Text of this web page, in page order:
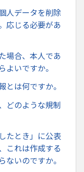
人データを削除
応じる必要があ
場合、本人であ
よいですか。
とは何ですか。
どのような規制
たとき」に公表
これは作成する
ないのですか。